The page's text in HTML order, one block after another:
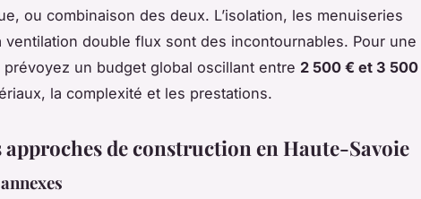
ou combinaison des deux. L’isolation, les menuiseries
ventilation double flux sont des incontournables. Pour une
prévoyez un budget global oscillant entre 2 500 € et 3 500
la complexité et les prestations.
de construction en Haute-Savoie